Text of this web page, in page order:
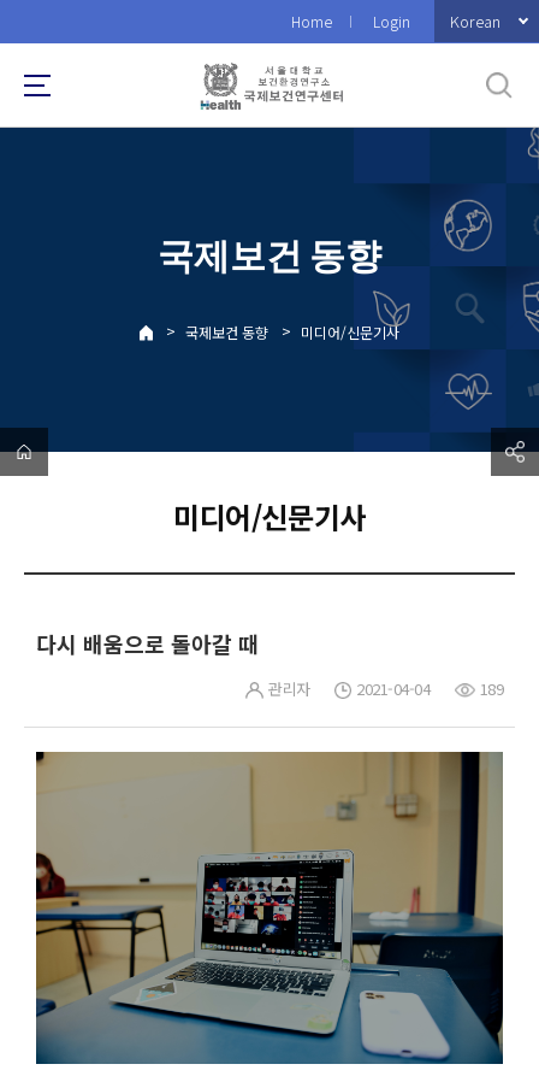
로
메
Home Login Korean
국제보건 동향
> 국제보건 동향 > 미디어/신문기사
미디어/신문기사
다시 배움으로 돌아갈 때
관리자 2021-04-04 189